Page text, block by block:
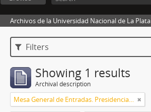
Archivos de la Universidad Nacional de La Plata
Filters
Showing 1 results
Archival description
Mesa General de Entradas. Presidencia UNLP